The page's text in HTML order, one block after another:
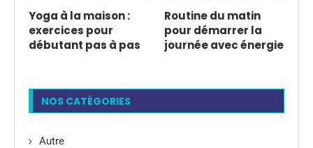
Yoga à la maison :
exercices pour
débutant pas à pas
Routine du matin
pour démarrer la
journée avec énergie
NOS CATÉGORIES
Autre